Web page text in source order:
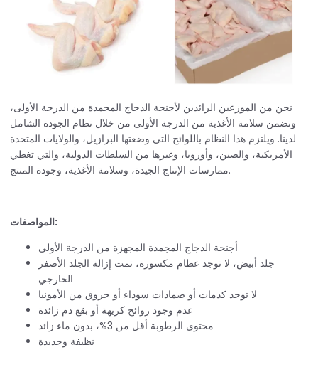
نحن من الموزعين الرائدين لأجنحة الدجاج المجمدة من الدرجة الأولى،
ونضمن سلامة الأغذية من الدرجة الأولى من خلال نظام الجودة الشامل
لدينا. ويلتزم هذا النظام باللوائح التي وضعتها البرازيل، والولايات المتحدة
الأمريكية، والصين، وأوروبا، وغيرها من السلطات الدولية، والتي تغطي
ممارسات الإنتاج الجيدة، وسلامة الأغذية، وجودة المنتج.
المواصفات:
أجنحة الدجاج المجمدة المجهزة من الدرجة الأولى
جلد أبيض، لا توجد عظام مكسورة، تمت إزالة الجلد الأصفر
الخارجي
لا توجد كدمات أو ضمادات سوداء أو حروق من الأمونيا
عدم وجود روائح كريهة أو بقع دم زائدة
محتوى الرطوبة أقل من 3%، بدون ماء زائد
نظيفة وجديدة